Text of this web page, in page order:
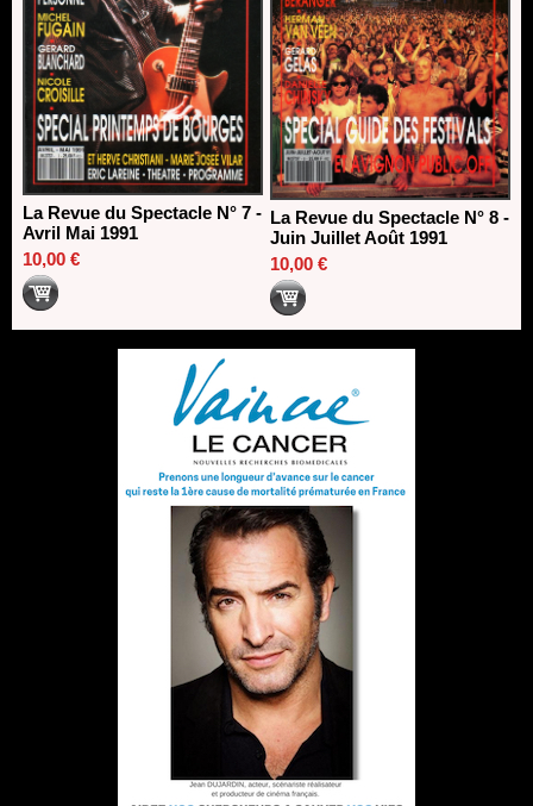
La Revue du Spectacle N° 7 -
Avril Mai 1991
10,00 €
La Revue du Spectacle N° 8 -
Juin Juillet Août 1991
10,00 €